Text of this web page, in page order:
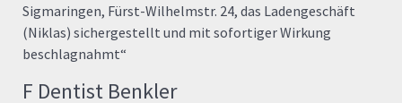
Sigmaringen, Fürst-Wilhelmstr. 24, das Ladengeschäft
(Niklas) sichergestellt und mit sofortiger Wirkung
beschlagnahmt“
F Dentist Benkler